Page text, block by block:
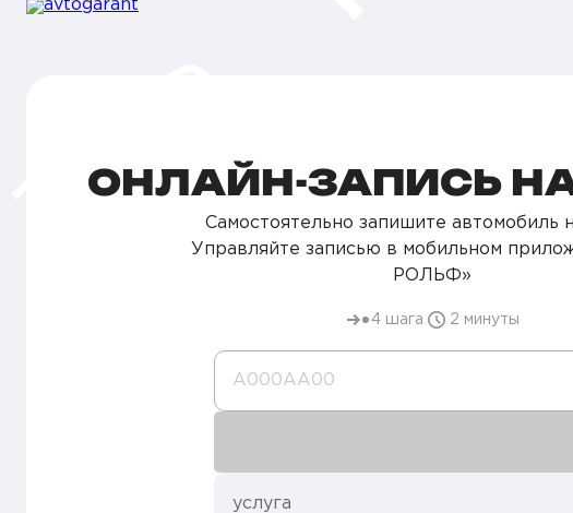
ОНЛАЙН-ЗАПИСЬ
Самостоятельно запишите автомобиль
Управляйте записью в мобильном
РОЛЬФ»
4 шага 2 минуты
А000AA00
услуга